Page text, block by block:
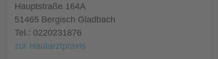
Hauptstraße 164A
51465 Bergisch Gladbach
Tel.: 0220231876
zur Hautarztpraxis